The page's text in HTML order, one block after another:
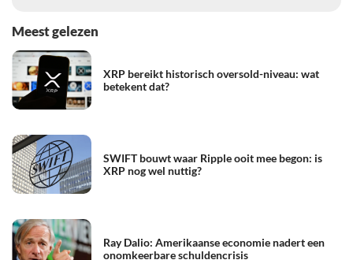
Meest gelezen
XRP bereikt historisch oversold-niveau: wat
betekent dat?
SWIFT bouwt waar Ripple ooit mee begon: is
XRP nog wel nuttig?
Ray Dalio: Amerikaanse economie nadert een
onomkeerbare schuldencrisis